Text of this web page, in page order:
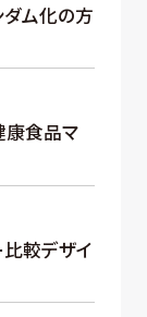
ム化の方
食品マ
較デザイ